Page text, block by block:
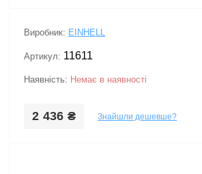
Виробник: EINHELL
Артикул: 11611
Наявність: Немає в наявності
2 436 ₴ Знайшли дешевше?